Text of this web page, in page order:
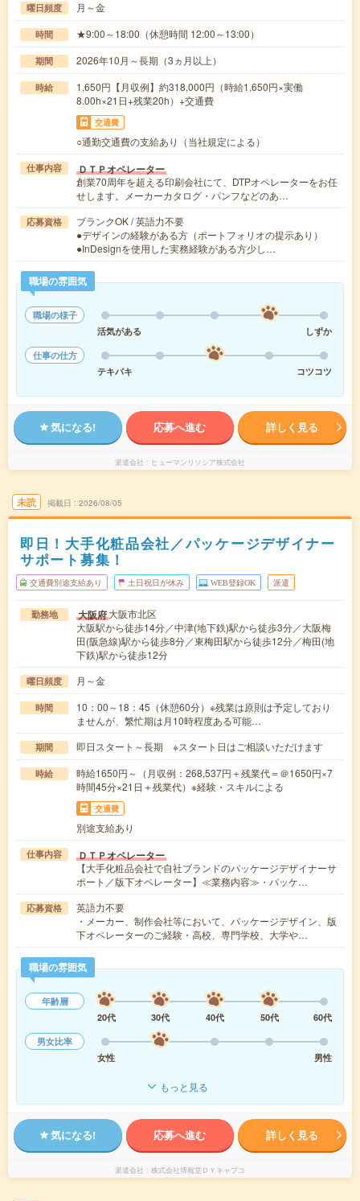
曜日頻度 月～金
時間 ★9:00～18:00（休憩時間 12:00～13:00）
期間 2026年10月～長期（3ヵ月以上）
時給
1,650円【月収例】約318,000円（時給1,650円×実働
8.00h×21日+残業20h）+交通費
交通費
○通勤交通費の支給あり（当社規定による）
仕事内容 ＤＴＰオペレーター
創業70周年を超える印刷会社にて、DTPオペレーターをお任
せします。メーカーカタログ・パンフなどのあ…
応募資格
ブランクOK / 英語力不要
●デザインの経験がある方（ポートフォリオの提示あり）
●InDesignを使用した実務経験がある方少し…
職場の雰囲気
職場の様子
活気がある
しずか
仕事の仕方
テキパキ
コツコツ
気になる! 応募へ進む 詳しく見る
派遣会社 ヒューマンリソシア株式会社
未読 掲載日 2026/08/05
即日！大手化粧品会社／パッケージデザイナー
サポート募集！
交通費別途支給あり 土日祝日が休み WEB登録OK 派遣
勤務地 大阪府大阪市北区
大阪駅から徒歩14分／中津(地下鉄)駅から徒歩3分／大阪梅
田(阪急線)駅から徒歩8分／東梅田駅から徒歩12分／梅田(地
下鉄)駅から徒歩12分
曜日頻度 月～金
時間
10：00～18：45（休憩60分）※残業は原則は予定しており
ませんが、繁忙期は月10時程度ある可能…
期間 即日スタート～長期 ※スタート日はご相談いただけます
時給
時給1650円～（月収例：268,537円＋残業代＝＠1650円×7
時間45分×21日＋残業代）※経験・スキルによる
交通費
別途支給あり
仕事内容 ＤＴＰオペレーター
【大手化粧品会社で自社ブランドのパッケージデザイナーサ
ポート／版下オペレーター】≪業務内容≫・パッケ…
応募資格
英語力不要
・メーカー、制作会社等において、パッケージデザイン、版
下オペレーターのご経験・高校、専門学校、大学や…
職場の雰囲気
年齢層
20代
30代 40代 50代
60代
男女比率
女性
男性
もっと見る
気になる! 応募へ進む 詳しく見る
派遣会社 株式会社博報堂ＤＹキャプコ